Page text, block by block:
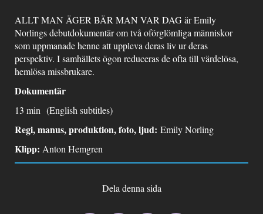
ALLT MAN ÄGER BÄR MAN VAR DAG är Emily
Norlings debutdokumentär om två oförglömliga människor
som uppmanade henne att uppleva deras liv ur deras
perspektiv. I samhällets ögon reduceras de ofta till värdelösa,
hemlösa missbrukare.
Dokumentär
13 min (English subtitles)
Regi, manus, produktion, foto, ljud: Emily Norling
Klipp: Anton Hemgren
Dela denna sida